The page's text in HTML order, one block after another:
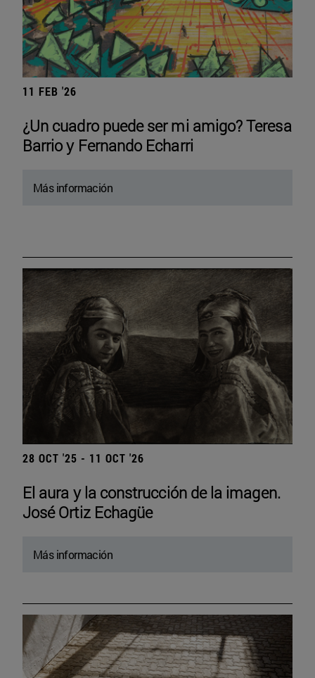
11 FEB '26
¿Un cuadro puede ser mi amigo? Teresa
Barrio y Fernando Echarri
Más información
28 OCT '25 - 11 OCT '26
El aura y la construcción de la imagen.
José Ortiz Echagüe
Más información